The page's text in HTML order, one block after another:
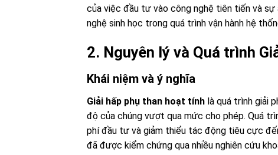
của việc đầu tư vào công nghệ tiên tiến và
nghệ sinh học trong quá trình vận hành hệ
2. Nguyên lý và Quá trình
Khái niệm và ý nghĩa
Giải hấp phụ than hoạt tính là quá trình giải
độ của chúng vượt qua mức cho phép. Quá
phí đầu tư và giảm thiểu tác động tiêu cực
đã được kiểm chứng qua nhiều nghiên cứu